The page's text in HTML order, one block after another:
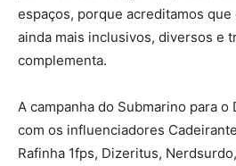
espaços, porque acreditamos
ainda mais inclusivos, diversos e
complementa.
A campanha do Submarino para o
com os influenciadores
Rafinha 1fps, Dizeritus,